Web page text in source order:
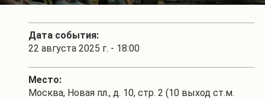
Дата события:
22 августа 2025 г. - 18:00
Место:
Москва, Новая пл., д. 10, стр. 2 (10 выход ст.м.